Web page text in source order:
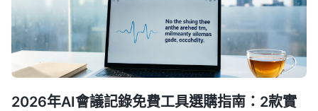
2026年AI會議記錄免費工具選購指南：2款實